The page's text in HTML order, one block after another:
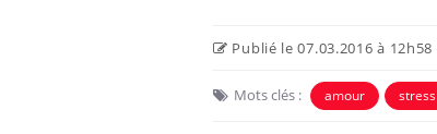
Publié le 07.03.2016 à 12h58
Mots clés : amour stress